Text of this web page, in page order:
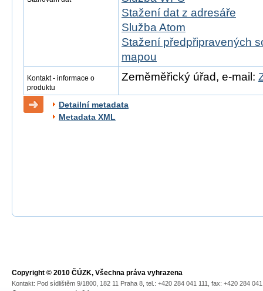
Stažení dat z adresáře
Služba Atom
Stažení předpřipravených
mapou
Kontakt - informace o
produktu
Zeměměřický úřad, e-mail:
Detailní metadata
Metadata XML
Copyright © 2010 ČÚZK, Všechna práva vyhrazena
Kontakt: Pod sídlištěm 9/1800, 182 11 Praha 8, tel.: +420 284 041 111, fax: +420 284